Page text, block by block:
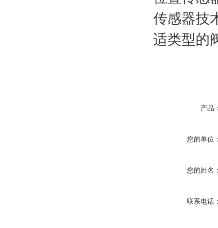
传感器技
适类型的
产品
您的单位
您的姓名
联系电话